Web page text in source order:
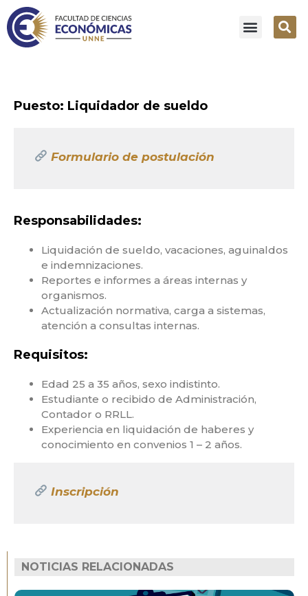
Puesto: Liquidador de sueldo
Formulario de postulación
Responsabilidades:
Liquidación de sueldo, vacaciones, aguinaldos
e indemnizaciones.
Reportes e informes a áreas internas y
organismos.
Actualización normativa, carga a sistemas,
atención a consultas internas.
Requisitos:
Edad 25 a 35 años, sexo indistinto.
Estudiante o recibido de Administración,
Contador o RRLL.
Experiencia en liquidación de haberes y
conocimiento en convenios 1 – 2 años.
Inscripción
NOTICIAS RELACIONADAS